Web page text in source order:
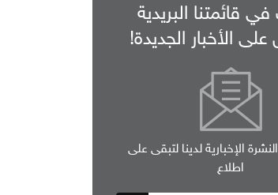
قائمتنا البريدية
الأخبار الجديدة!
الإخبارية لدينا لتبقى على
اطلاع